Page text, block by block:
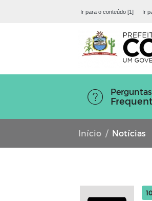
Ir para o conteúdo [1] Ir
Perguntas
Início Notícias